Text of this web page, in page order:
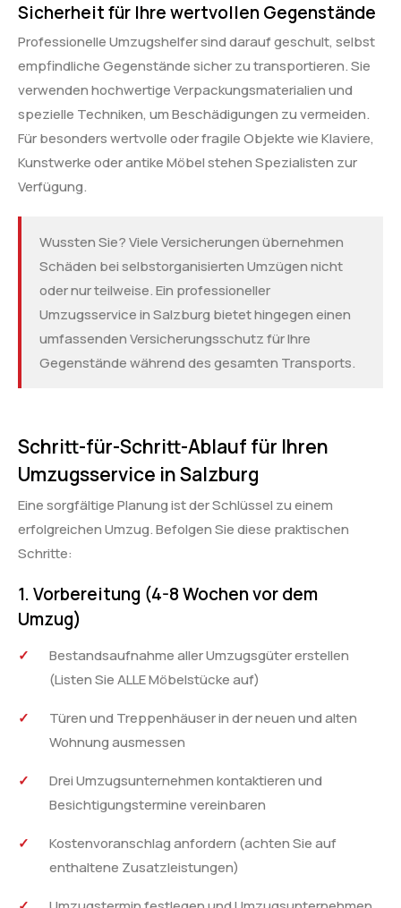
Sicherheit für Ihre wertvollen Gegenstände
Professionelle Umzugshelfer sind darauf geschult, selbst
empfindliche Gegenstände sicher zu transportieren. Sie
verwenden hochwertige Verpackungsmaterialien und
spezielle Techniken, um Beschädigungen zu vermeiden.
Für besonders wertvolle oder fragile Objekte wie Klaviere,
Kunstwerke oder antike Möbel stehen Spezialisten zur
Verfügung.
Wussten Sie? Viele Versicherungen übernehmen
Schäden bei selbstorganisierten Umzügen nicht
oder nur teilweise. Ein professioneller
Umzugsservice in Salzburg bietet hingegen einen
umfassenden Versicherungsschutz für Ihre
Gegenstände während des gesamten Transports.
Schritt-für-Schritt-Ablauf für Ihren
Umzugsservice in Salzburg
Eine sorgfältige Planung ist der Schlüssel zu einem
erfolgreichen Umzug. Befolgen Sie diese praktischen
Schritte:
1. Vorbereitung (4-8 Wochen vor dem
Umzug)
Bestandsaufnahme aller Umzugsgüter erstellen
(Listen Sie ALLE Möbelstücke auf)
Türen und Treppenhäuser in der neuen und alten
Wohnung ausmessen
Drei Umzugsunternehmen kontaktieren und
Besichtigungstermine vereinbaren
Kostenvoranschlag anfordern (achten Sie auf
enthaltene Zusatzleistungen)